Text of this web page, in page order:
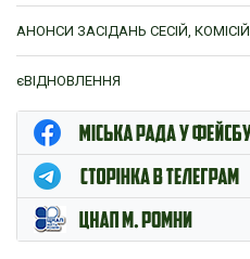
АНОНСИ ЗАСІДАНЬ СЕСІЙ, КОМІСІЙ
єВІДНОВЛЕННЯ
ЦНАП м. Ромни